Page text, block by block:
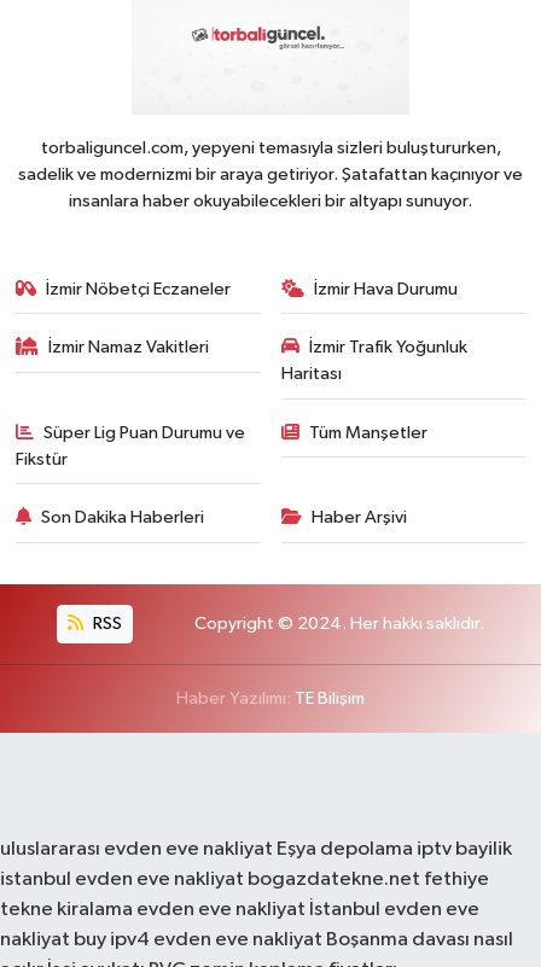
torbaliguncel.com, yepyeni temasıyla sizleri buluştururken,
sadelik ve modernizmi bir araya getiriyor. Şatafattan kaçınıyor ve
insanlara haber okuyabilecekleri bir altyapı sunuyor.
İzmir Nöbetçi Eczaneler İzmir Hava Durumu
İzmir Namaz Vakitleri
İzmir Trafik Yoğunluk
Haritası
Süper Lig Puan Durumu ve
Fikstür
Tüm Manşetler
Son Dakika Haberleri Haber Arşivi
RSS Copyright © 2024. Her hakkı saklıdır.
Haber Yazılımı: TE Bilişim
uluslararası evden eve nakliyat Eşya depolama iptv bayilik
istanbul evden eve nakliyat bogazdatekne.net fethiye
tekne kiralama evden eve nakliyat İstanbul evden eve
nakliyat buy ipv4 evden eve nakliyat Boşanma davası nasıl